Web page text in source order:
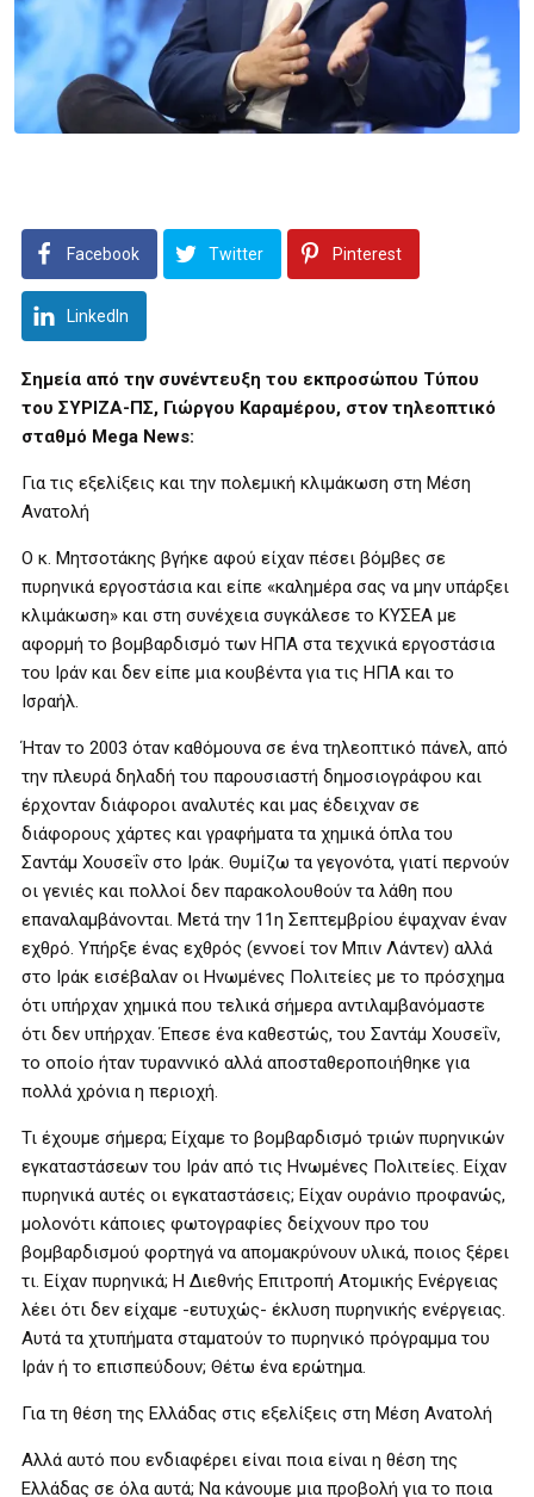
Facebook Twitter Pinterest
LinkedIn
Σημεία από την συνέντευξη του εκπροσώπου Τύπου
του ΣΥΡΙΖΑ-ΠΣ, Γιώργου Καραμέρου, στον τηλεοπτικό
σταθμό Mega News:
Για τις εξελίξεις και την πολεμική κλιμάκωση στη Μέση
Ανατολή
Ο κ. Μητσοτάκης βγήκε αφού είχαν πέσει βόμβες σε
πυρηνικά εργοστάσια και είπε «καλημέρα σας να μην υπάρξει
κλιμάκωση» και στη συνέχεια συγκάλεσε το ΚΥΣΕΑ με
αφορμή το βομβαρδισμό των ΗΠΑ στα τεχνικά εργοστάσια
του Ιράν και δεν είπε μια κουβέντα για τις ΗΠΑ και το
Ισραήλ.
Ήταν το 2003 όταν καθόμουνα σε ένα τηλεοπτικό πάνελ, από
την πλευρά δηλαδή του παρουσιαστή δημοσιογράφου και
έρχονταν διάφοροι αναλυτές και μας έδειχναν σε
διάφορους χάρτες και γραφήματα τα χημικά όπλα του
Σαντάμ Χουσεΐν στο Ιράκ. Θυμίζω τα γεγονότα, γιατί περνούν
οι γενιές και πολλοί δεν παρακολουθούν τα λάθη που
επαναλαμβάνονται. Μετά την 11η Σεπτεμβρίου έψαχναν έναν
εχθρό. Υπήρξε ένας εχθρός (εννοεί τον Μπιν Λάντεν) αλλά
στο Ιράκ εισέβαλαν οι Ηνωμένες Πολιτείες με το πρόσχημα
ότι υπήρχαν χημικά που τελικά σήμερα αντιλαμβανόμαστε
ότι δεν υπήρχαν. Έπεσε ένα καθεστώς, του Σαντάμ Χουσεΐν,
το οποίο ήταν τυραννικό αλλά αποσταθεροποιήθηκε για
πολλά χρόνια η περιοχή.
Τι έχουμε σήμερα; Είχαμε το βομβαρδισμό τριών πυρηνικών
εγκαταστάσεων του Ιράν από τις Ηνωμένες Πολιτείες. Είχαν
πυρηνικά αυτές οι εγκαταστάσεις; Είχαν ουράνιο προφανώς,
μολονότι κάποιες φωτογραφίες δείχνουν προ του
βομβαρδισμού φορτηγά να απομακρύνουν υλικά, ποιος ξέρει
τι. Είχαν πυρηνικά; Η Διεθνής Επιτροπή Ατομικής Ενέργειας
λέει ότι δεν είχαμε -ευτυχώς- έκλυση πυρηνικής ενέργειας.
Αυτά τα χτυπήματα σταματούν το πυρηνικό πρόγραμμα του
Ιράν ή το επισπεύδουν; Θέτω ένα ερώτημα.
Για τη θέση της Ελλάδας στις εξελίξεις στη Μέση Ανατολή
Αλλά αυτό που ενδιαφέρει είναι ποια είναι η θέση της
Ελλάδας σε όλα αυτά; Να κάνουμε μια προβολή για το ποια